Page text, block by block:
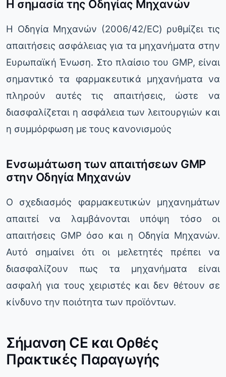
Η σημασία της Οδηγίας Μηχανών
Η Οδηγία Μηχανών (2006/42/EC) ρυθμίζει τις
απαιτήσεις ασφάλειας για τα μηχανήματα στην
Ευρωπαϊκή Ένωση. Στο πλαίσιο του GMP, είναι
σημαντικό τα φαρμακευτικά μηχανήματα να
πληρούν αυτές τις απαιτήσεις, ώστε να
διασφαλίζεται η ασφάλεια των λειτουργιών και
η συμμόρφωση με τους κανονισμούς
Ενσωμάτωση των απαιτήσεων GMP
στην Οδηγία Μηχανών
Ο σχεδιασμός φαρμακευτικών μηχανημάτων
απαιτεί να λαμβάνονται υπόψη τόσο οι
απαιτήσεις GMP όσο και η Οδηγία Μηχανών.
Αυτό σημαίνει ότι οι μελετητές πρέπει να
διασφαλίζουν πως τα μηχανήματα είναι
ασφαλή για τους χειριστές και δεν θέτουν σε
κίνδυνο την ποιότητα των προϊόντων.
Σήμανση CE και Ορθές
Πρακτικές Παραγωγής